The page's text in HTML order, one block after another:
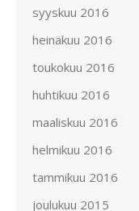
syyskuu 2016
heinäkuu 2016
toukokuu 2016
huhtikuu 2016
maaliskuu 2016
helmikuu 2016
tammikuu 2016
joulukuu 2015